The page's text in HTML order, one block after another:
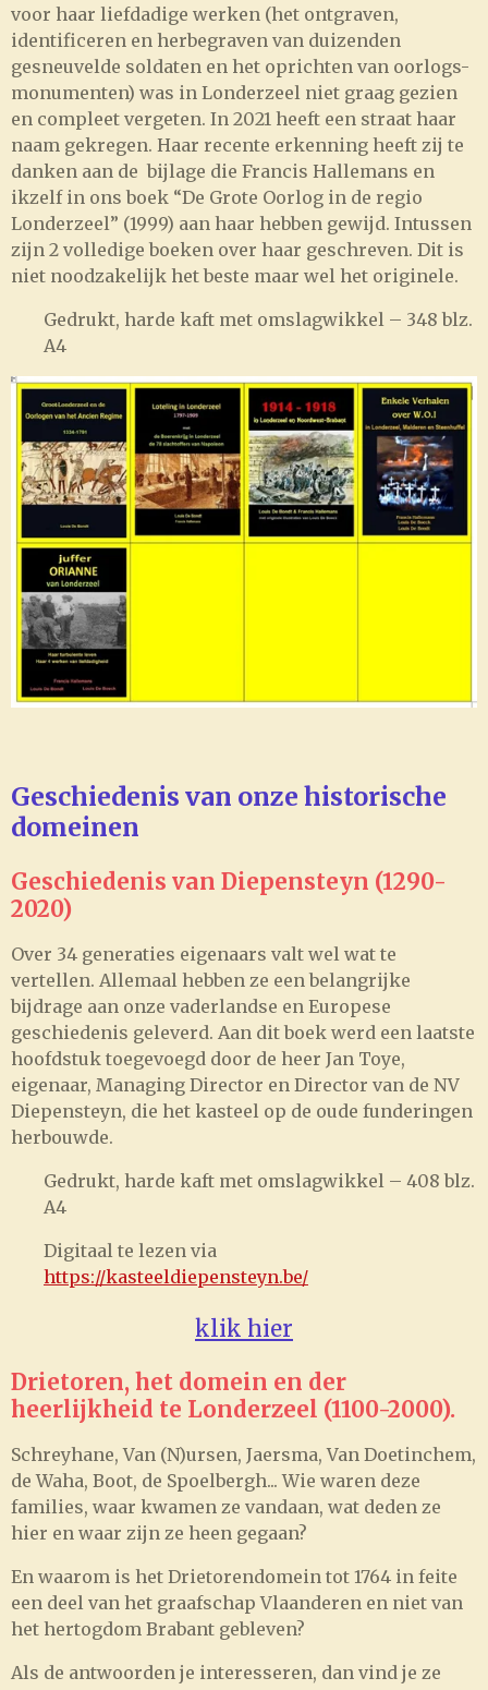
voor haar liefdadige werken (het ontgraven,
identificeren en herbegraven van duizenden
gesneuvelde soldaten en het oprichten van oorlogs-
monumenten) was in Londerzeel niet graag gezien
en compleet vergeten. In 2021 heeft een straat haar
naam gekregen. Haar recente erkenning heeft zij te
danken aan de bijlage die Francis Hallemans en
ikzelf in ons boek “De Grote Oorlog in de regio
Londerzeel” (1999) aan haar hebben gewijd. Intussen
zijn 2 volledige boeken over haar geschreven. Dit is
niet noodzakelijk het beste maar wel het originele.
Gedrukt, harde kaft met omslagwikkel – 348 blz.
A4
Geschiedenis van onze historische
domeinen
Geschiedenis van Diepensteyn (1290-
2020)
Over 34 generaties eigenaars valt wel wat te
vertellen. Allemaal hebben ze een belangrijke
bijdrage aan onze vaderlandse en Europese
geschiedenis geleverd. Aan dit boek werd een laatste
hoofdstuk toegevoegd door de heer Jan Toye,
eigenaar, Managing Director en Director van de NV
Diepensteyn, die het kasteel op de oude funderingen
herbouwde.
Gedrukt, harde kaft met omslagwikkel – 408 blz.
A4
Digitaal te lezen via
https://kasteeldiepensteyn.be/
klik hier
Drietoren, het domein en der
heerlijkheid te Londerzeel (1100-2000).
Schreyhane, Van (N)ursen, Jaersma, Van Doetinchem,
de Waha, Boot, de Spoelbergh... Wie waren deze
families, waar kwamen ze vandaan, wat deden ze
hier en waar zijn ze heen gegaan?
En waarom is het Drietorendomein tot 1764 in feite
een deel van het graafschap Vlaanderen en niet van
het hertogdom Brabant gebleven?
Als de antwoorden je interesseren, dan vind je ze